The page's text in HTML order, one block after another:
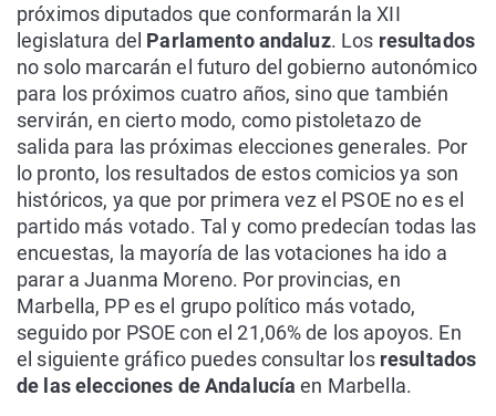
próximos diputados que conformarán la XII
legislatura del Parlamento andaluz. Los resultados
no solo marcarán el futuro del gobierno autonómico
para los próximos cuatro años, sino que también
servirán, en cierto modo, como pistoletazo de
salida para las próximas elecciones generales. Por
lo pronto, los resultados de estos comicios ya son
históricos, ya que por primera vez el PSOE no es el
partido más votado. Tal y como predecían todas las
encuestas, la mayoría de las votaciones ha ido a
parar a Juanma Moreno. Por provincias, en
Marbella, PP es el grupo político más votado,
seguido por PSOE con el 21,06% de los apoyos. En
el siguiente gráfico puedes consultar los resultados
de las elecciones de Andalucía en Marbella.